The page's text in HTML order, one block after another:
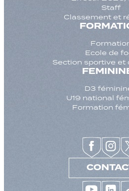
Staff
Classement et
Ecole de
Section sportive et
D3
U19 national
Formation